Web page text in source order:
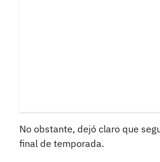
No obstante, dejó claro que
final de temporada.